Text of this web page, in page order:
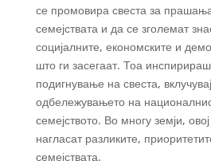
се промовира свеста за
семејствата и да се зголемат
социјалните, економските и
што ги засегаат. Тоа
подигнување на свеста,
одбележувањето на
семејството. Во многу земји,
нагласат разликите,
семејствата.